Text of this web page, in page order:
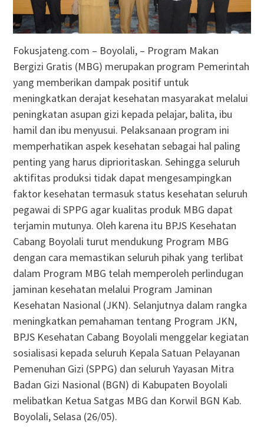
Fokusjateng.com – Boyolali, – Program Makan
Bergizi Gratis (MBG) merupakan program Pemerintah
yang memberikan dampak positif untuk
meningkatkan derajat kesehatan masyarakat melalui
peningkatan asupan gizi kepada pelajar, balita, ibu
hamil dan ibu menyusui. Pelaksanaan program ini
memperhatikan aspek kesehatan sebagai hal paling
penting yang harus diprioritaskan. Sehingga seluruh
aktifitas produksi tidak dapat mengesampingkan
faktor kesehatan termasuk status kesehatan seluruh
pegawai di SPPG agar kualitas produk MBG dapat
terjamin mutunya. Oleh karena itu BPJS Kesehatan
Cabang Boyolali turut mendukung Program MBG
dengan cara memastikan seluruh pihak yang terlibat
dalam Program MBG telah memperoleh perlindugan
jaminan kesehatan melalui Program Jaminan
Kesehatan Nasional (JKN). Selanjutnya dalam rangka
meningkatkan pemahaman tentang Program JKN,
BPJS Kesehatan Cabang Boyolali menggelar kegiatan
sosialisasi kepada seluruh Kepala Satuan Pelayanan
Pemenuhan Gizi (SPPG) dan seluruh Yayasan Mitra
Badan Gizi Nasional (BGN) di Kabupaten Boyolali
melibatkan Ketua Satgas MBG dan Korwil BGN Kab.
Boyolali, Selasa (26/05).